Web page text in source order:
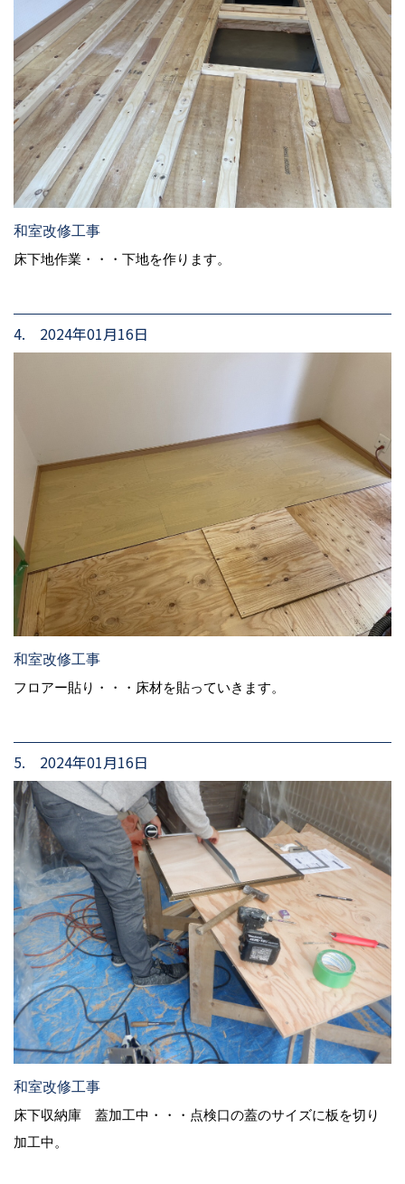
和室改修工事
床下地作業・・・下地を作ります。
4. 2024年01月16日
和室改修工事
フロアー貼り・・・床材を貼っていきます。
5. 2024年01月16日
和室改修工事
床下収納庫 蓋加工中・・・点検口の蓋のサイズに板を切り
加工中。